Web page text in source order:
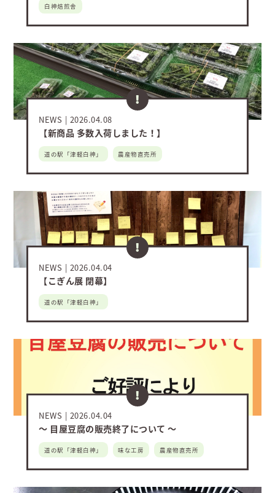
白神焙煎舎
NEWS 2026.04.08
【新商品 多数入荷しました！】
道の駅「津軽白神」 農産物直売所
NEWS 2026.04.04
【こぎん展 閉幕】
道の駅「津軽白神」
NEWS 2026.04.04
～ 目屋豆腐の販売終了について ～
道の駅「津軽白神」 味な工房 農産物直売所